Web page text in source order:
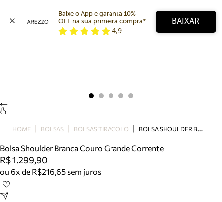
Bolsa
Tamanco
Tênis
Mule
Baixe o App e garanta 10%
OFF na sua primeira compra*
4,9
BAIXAR
HOME BOLSAS BOLSAS TIRACOLO B
OLSA SHOULDER BRANCA COURO GRANDE CORRENTE
Bolsa Shoulder Branca Couro Grande Corrente
R$ 1.299,90
ou 6x de R$216,65 sem juros